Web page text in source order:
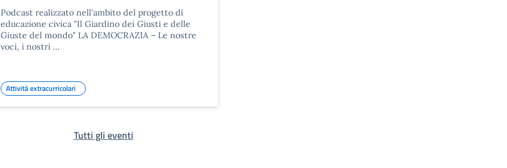
Podcast realizzato nell'ambito del progetto di
educazione civica "Il Giardino dei Giusti e delle
Giuste del mondo" LA DEMOCRAZIA – Le nostre
voci, i nostri …
Attività extracurricolari
Tutti gli eventi